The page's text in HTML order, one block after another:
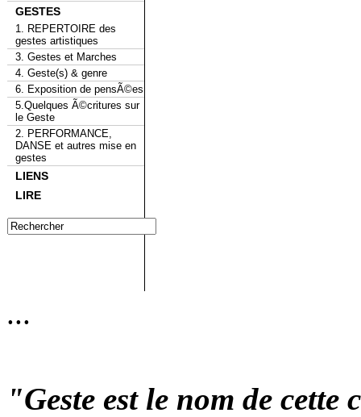
GESTES
1. REPERTOIRE des
gestes artistiques
3. Gestes et Marches
4. Geste(s) & genre
6. Exposition de pensÃ©es
5.Quelques Ã©critures sur
le Geste
2. PERFORMANCE,
DANSE et autres mise en
gestes
LIENS
LIRE
...
"Geste est le nom de